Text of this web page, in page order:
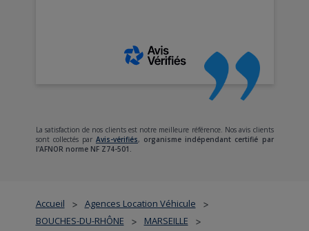
Accueil > Agences Location Véhicule >
BOUCHES-DU-RHÔNE > MARSEILLE >
La satisfaction de nos clients est notre meilleure référence. Nos avis clients
sont collectés par Avis-vérifiés, organisme indépendant certifié par
l'AFNOR norme NF Z74-501.